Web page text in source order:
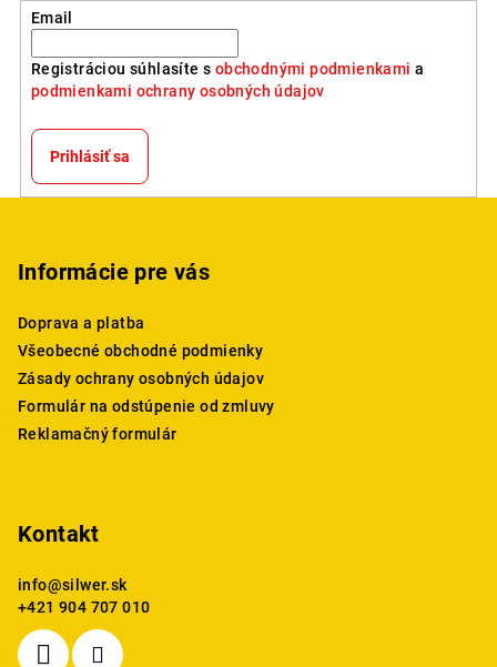
Email
Registráciou súhlasíte s obchodnými podmienkami a
podmienkami ochrany osobných údajov
Prihlásiť sa
Informácie pre vás
Doprava a platba
Všeobecné obchodné podmienky
Zásady ochrany osobných údajov
Formulár na odstúpenie od zmluvy
Reklamačný formulár
Kontakt
info@silwer.sk
+421 904 707 010